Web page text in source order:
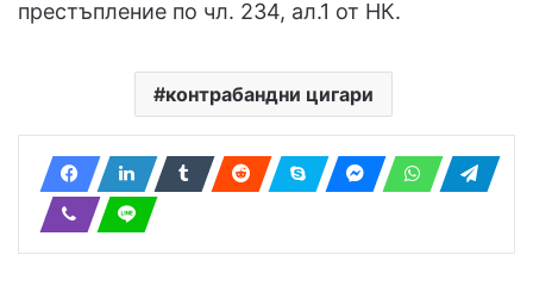
престъпление по чл. 234, ал.1 от НК.
контрабандни цигари